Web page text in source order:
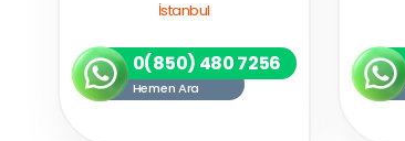
İstanbul
0(850) 480 7256
Hemen Ara